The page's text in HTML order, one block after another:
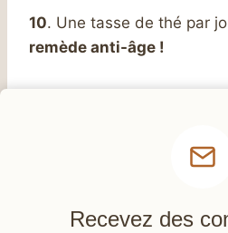
10. Une tasse de thé par
remède anti-âge !
Recevez des